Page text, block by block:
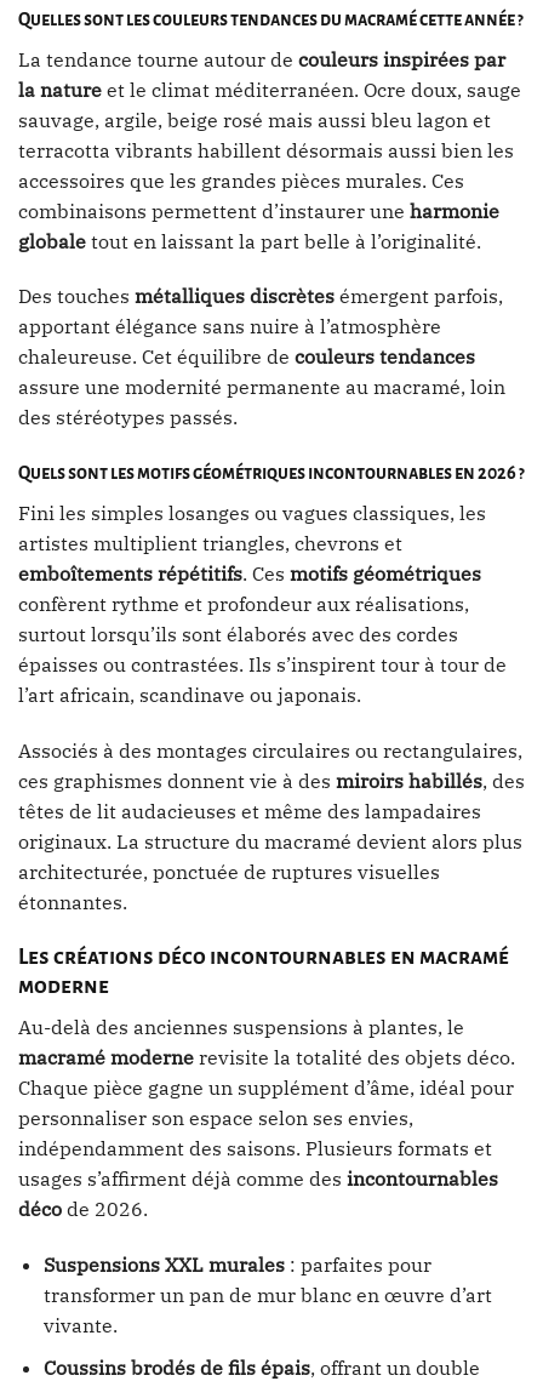
Quelles sont les couleurs tendances du macramé cette année ?
La tendance tourne autour de couleurs inspirées par
la nature et le climat méditerranéen. Ocre doux, sauge
sauvage, argile, beige rosé mais aussi bleu lagon et
terracotta vibrants habillent désormais aussi bien les
accessoires que les grandes pièces murales. Ces
combinaisons permettent d’instaurer une harmonie
globale tout en laissant la part belle à l’originalité.
Des touches métalliques discrètes émergent parfois,
apportant élégance sans nuire à l’atmosphère
chaleureuse. Cet équilibre de couleurs tendances
assure une modernité permanente au macramé, loin
des stéréotypes passés.
Quels sont les motifs géométriques incontournables en 2026 ?
Fini les simples losanges ou vagues classiques, les
artistes multiplient triangles, chevrons et
emboîtements répétitifs. Ces motifs géométriques
confèrent rythme et profondeur aux réalisations,
surtout lorsqu’ils sont élaborés avec des cordes
épaisses ou contrastées. Ils s’inspirent tour à tour de
l’art africain, scandinave ou japonais.
Associés à des montages circulaires ou rectangulaires,
ces graphismes donnent vie à des miroirs habillés, des
têtes de lit audacieuses et même des lampadaires
originaux. La structure du macramé devient alors plus
architecturée, ponctuée de ruptures visuelles
étonnantes.
Les créations déco incontournables en macramé
moderne
Au-delà des anciennes suspensions à plantes, le
macramé moderne revisite la totalité des objets déco.
Chaque pièce gagne un supplément d’âme, idéal pour
personnaliser son espace selon ses envies,
indépendamment des saisons. Plusieurs formats et
usages s’affirment déjà comme des incontournables
déco de 2026.
Suspensions XXL murales: parfaites pour
transformer un pan de mur blanc en œuvre d’art
vivante.
Coussins brodés de fils épais, offrant un double